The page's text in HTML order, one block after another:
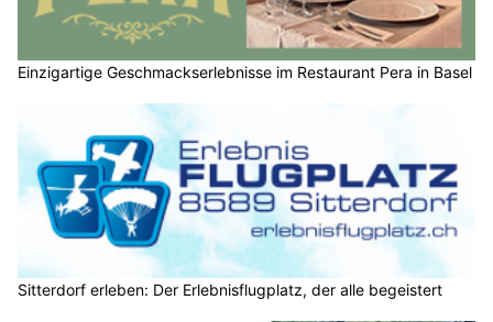
Einzigartige Geschmackserlebnisse im Restaurant Pera in Basel
Sitterdorf erleben: Der Erlebnisflugplatz, der alle begeistert